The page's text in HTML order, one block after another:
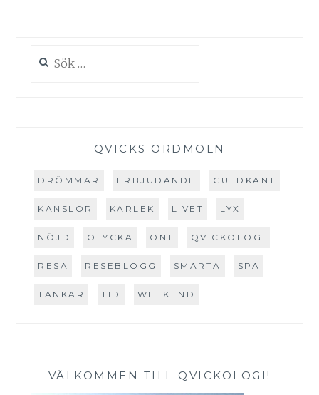
efter:
QVICKS ORDMOLN
DRÖMMAR ERBJUDANDE GULDKANT
KÄNSLOR KÄRLEK LIVET LYX
NÖJD OLYCKA ONT QVICKOLOGI
RESA RESEBLOGG SMÄRTA SPA
TANKAR TID WEEKEND
VÄLKOMMEN TILL QVICKOLOGI!